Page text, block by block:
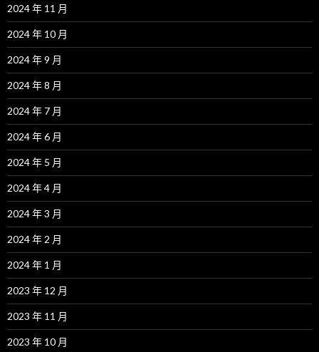
2024 年 11 月
2024 年 10 月
2024 年 9 月
2024 年 8 月
2024 年 7 月
2024 年 6 月
2024 年 5 月
2024 年 4 月
2024 年 3 月
2024 年 2 月
2024 年 1 月
2023 年 12 月
2023 年 11 月
2023 年 10 月